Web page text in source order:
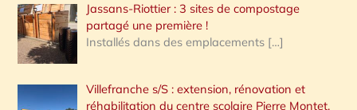
Jassans-Riottier : 3 sites de compostage
partagé une première !
Installés dans des emplacements […]
Villefranche s/S : extension, rénovation et
réhabilitation du centre scolaire Pierre Montet,